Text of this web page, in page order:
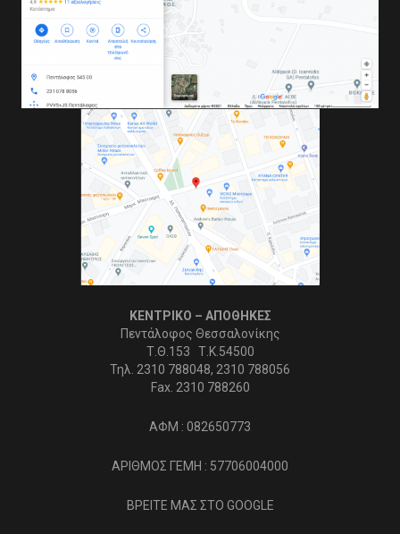
ΚΕΝΤΡΙΚΟ – ΑΠΟΘΗΚΕΣ
Πεντάλοφος Θεσσαλονίκης
Τ.Θ.153 Τ.Κ.54500
Τηλ. 2310 788048, 2310 788056
Fax. 2310 788260
ΑΦΜ : 082650773
ΑΡΙΘΜΟΣ ΓΕΜΗ : 57706004000
ΒΡΕΙΤΕ ΜΑΣ ΣΤΟ GOOGLE